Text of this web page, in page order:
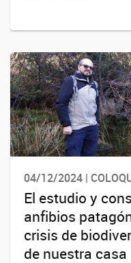
04/12/2024 |
El estudio y
anfibios
crisis de
de nuestra casa